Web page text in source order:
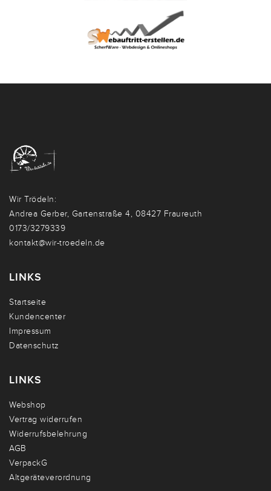
Wir Trödeln:
Andrea Gerber, Gartenstraße 4, 08427 Fraureuth
0173/3279339
kontakt@wir-troedeln.de
LINKS
Startseite
Kundencenter
Impressum
Datenschutz
LINKS
Webshop
Vertrag widerrufen
Widerrufsbelehrung
AGB
VerpackG
Altgeräteverordnung